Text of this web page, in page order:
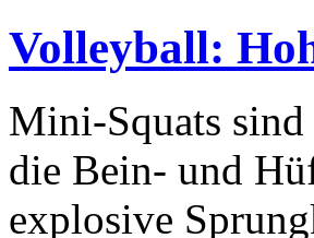
Volleyball:
Mini-Squats
die Bein- und
explosive